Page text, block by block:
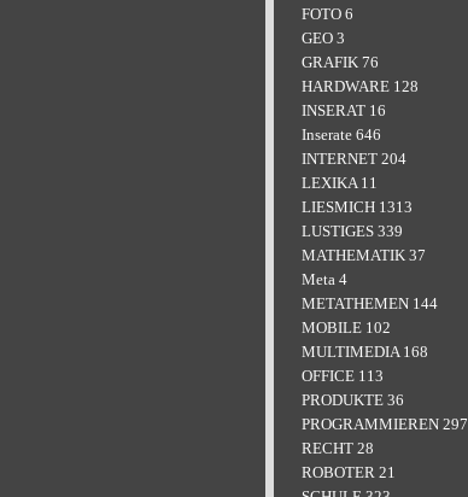
FOTO 6
GEO 3
GRAFIK 76
HARDWARE 128
INSERAT 16
Inserate 646
INTERNET 204
LEXIKA 11
LIESMICH 1313
LUSTIGES 339
MATHEMATIK 37
Meta 4
METATHEMEN 144
MOBILE 102
MULTIMEDIA 168
OFFICE 113
PRODUKTE 36
PROGRAMMIEREN 297
RECHT 28
ROBOTER 21